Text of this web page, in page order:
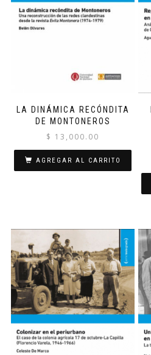
LA DINÁMICA RECÓNDITA
DE MONTONEROS
$ 13,000.00
AGREGAR AL CARRITO